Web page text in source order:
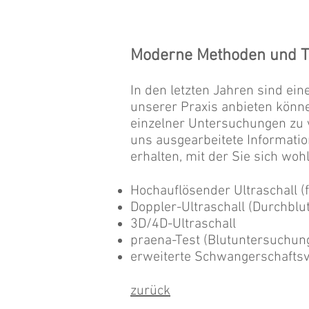
Moderne Methoden und
In den letzten Jahren sind
unserer Praxis anbieten
einzelner Untersuchungen
uns ausgearbeitete
erhalten, mit der Sie sich
Hochauflösender Ultraschall
Doppler-Ultraschall
3D/4D-Ultraschall
praena-Test
erweiterte
zurück